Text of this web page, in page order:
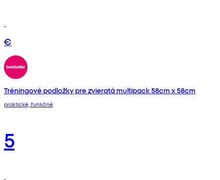
€
Tréningové podložky pre zvieratá multipack 58cm x 58cm
praktické, funkčné
5